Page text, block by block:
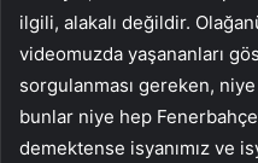
ilgili, alakalı değildir.
videomuzda yaşananları
sorgulanması gereken,
bunlar niye hep
demektense isyanımız ve